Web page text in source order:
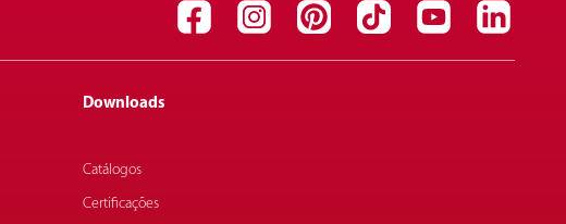
Downloads
Catálogos
Certificações